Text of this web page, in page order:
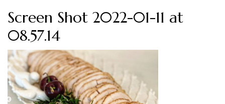
Screen Shot 2022-01-11 at
08.57.14